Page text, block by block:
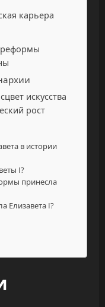
карьера
реформы
искусства
рост
в истории
I?
принесла
Елизавета I?